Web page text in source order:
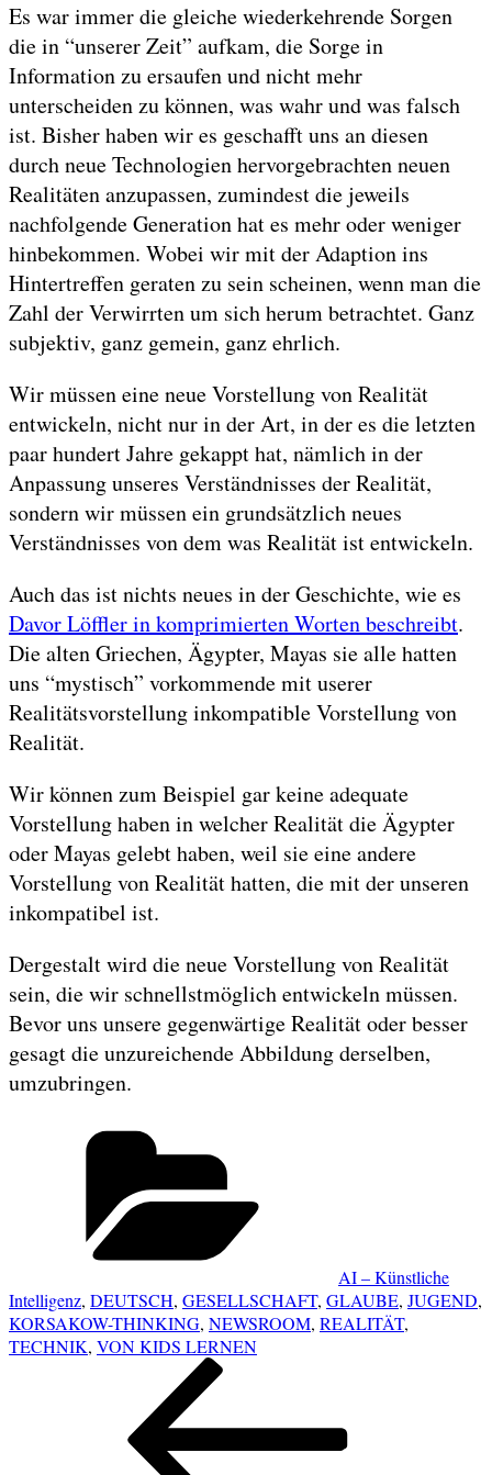
Es war immer die gleiche wiederkehrende Sorgen
die in “unserer Zeit” aufkam, die Sorge in
Information zu ersaufen und nicht mehr
unterscheiden zu können, was wahr und was falsch
ist. Bisher haben wir es geschafft uns an diesen
durch neue Technologien hervorgebrachten neuen
Realitäten anzupassen, zumindest die jeweils
nachfolgende Generation hat es mehr oder weniger
hinbekommen. Wobei wir mit der Adaption ins
Hintertreffen geraten zu sein scheinen, wenn man die
Zahl der Verwirrten um sich herum betrachtet. Ganz
subjektiv, ganz gemein, ganz ehrlich.
Wir müssen eine neue Vorstellung von Realität
entwickeln, nicht nur in der Art, in der es die letzten
paar hundert Jahre gekappt hat, nämlich in der
Anpassung unseres Verständnisses der Realität,
sondern wir müssen ein grundsätzlich neues
Verständnisses von dem was Realität ist entwickeln.
Auch das ist nichts neues in der Geschichte, wie es
Davor Löffler in komprimierten Worten beschreibt.
Die alten Griechen, Ägypter, Mayas sie alle hatten
uns “mystisch” vorkommende mit userer
Realitätsvorstellung inkompatible Vorstellung von
Realität.
Wir können zum Beispiel gar keine adequate
Vorstellung haben in welcher Realität die Ägypter
oder Mayas gelebt haben, weil sie eine andere
Vorstellung von Realität hatten, die mit der unseren
inkompatibel ist.
Dergestalt wird die neue Vorstellung von Realität
sein, die wir schnellstmöglich entwickeln müssen.
Bevor uns unsere gegenwärtige Realität oder besser
gesagt die unzureichende Abbildung derselben,
umzubringen.
AI – Künstliche
Intelligenz, DEUTSCH, GESELLSCHAFT, GLAUBE, JUGEND,
KORSAKOW-THINKING, NEWSROOM, REALITÄT,
TECHNIK, VON KIDS LERNEN